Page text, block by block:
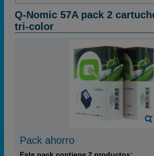
Q-Nomic 57A pack 2
tri-color
Pack ahorro